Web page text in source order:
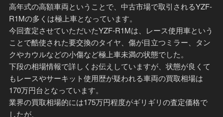
高年式の高額車両ということで、中古市場で取引されるYZF-
R1Mの多くは極上車となっています。
今回査定させていただいたYZF-R1Mは、レース使用車という
ことで酷使された要交換のタイヤ、傷が目立つミラー、タン
クやカウルなどの小傷など極上車未満の状態でした。
下段の相場情報で詳しくお伝えしていますが、状態が良くて
もレースやサーキット使用歴が疑われる車両の買取相場は
170万円台となっています。
業界の買取相場的には175万円程度がギリギリの査定価格で
したが、